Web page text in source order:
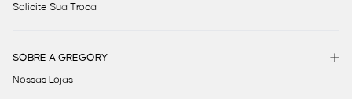
Solicite Sua Troca
SOBRE A GREGORY
Nossas Lojas